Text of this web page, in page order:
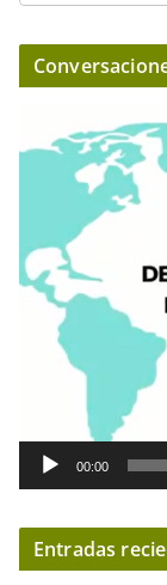
e
d
d
í
d
00:00
Entradas